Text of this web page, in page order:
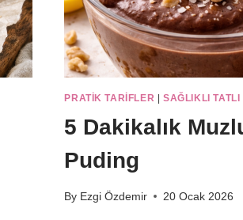
PRATIK TARIFLER |SAĞLIKLI TATLI
5 Dakikalık
Puding
By Ezgi Özdemir 20 Ocak 2026